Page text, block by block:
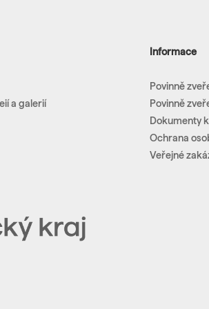
a galerií
Informace
Povinně
Povinně
Dokumenty
Ochrana
Veřejné